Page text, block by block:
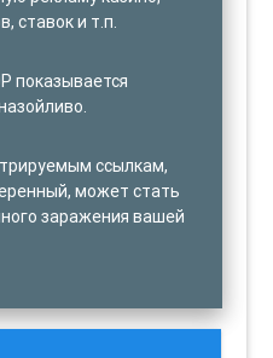
ставок и т.п.
показывается
ссылкам,
может стать
заражения вашей